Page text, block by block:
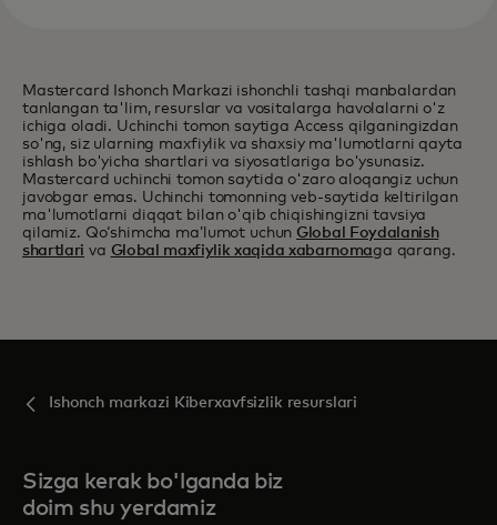
Mastercard Ishonch Markazi ishonchli tashqi manbalardan
tanlangan ta'lim, resurslar va vositalarga havolalarni o'z
ichiga oladi. Uchinchi tomon saytiga Access qilganingizdan
so'ng, siz ularning maxfiylik va shaxsiy ma'lumotlarni qayta
ishlash bo'yicha shartlari va siyosatlariga bo'ysunasiz.
Mastercard uchinchi tomon saytida o'zaro aloqangiz uchun
javobgar emas. Uchinchi tomonning veb-saytida keltirilgan
ma'lumotlarni diqqat bilan o'qib chiqishingizni tavsiya
qilamiz. Qoʻshimcha maʼlumot uchun Global Foydalanish
shartlari va Global maxfiylik xaqida xabarnomaga qarang.
Ishonch markazi Kiberxavfsizlik resurslari
Sizga kerak bo'lganda biz
doim shu yerdamiz